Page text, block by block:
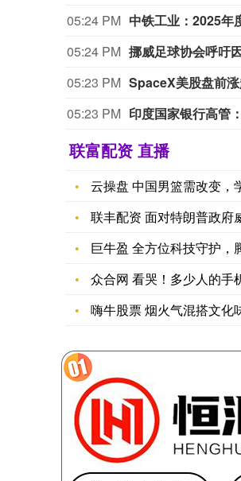
05:24 PM 中铁工业：2025年
05:24 PM 挪威足球协会呼吁
05:23 PM SpaceX美股盘前
05:23 PM 印度国家银行高管
联富配资 直播
云操盘 中国男篮需改变，
联丰配资 面对特朗普政府
巨牛盈 全方位科技守护
众合网 看哭！多少人的手
嗨牛股票 烟火气混搭文化